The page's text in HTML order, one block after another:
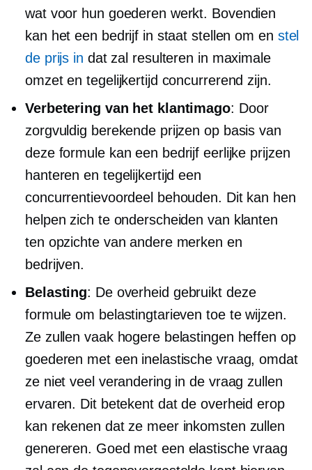
wat voor hun goederen werkt. Bovendien
kan het een bedrijf in staat stellen om en stel
de prijs in dat zal resulteren in maximale
omzet en tegelijkertijd concurrerend zijn.
Verbetering van het klantimago: Door
zorgvuldig berekende prijzen op basis van
deze formule kan een bedrijf eerlijke prijzen
hanteren en tegelijkertijd een
concurrentievoordeel behouden. Dit kan hen
helpen zich te onderscheiden van klanten
ten opzichte van andere merken en
bedrijven.
Belasting: De overheid gebruikt deze
formule om belastingtarieven toe te wijzen.
Ze zullen vaak hogere belastingen heffen op
goederen met een inelastische vraag, omdat
ze niet veel verandering in de vraag zullen
ervaren. Dit betekent dat de overheid erop
kan rekenen dat ze meer inkomsten zullen
genereren. Goed met een elastische vraag